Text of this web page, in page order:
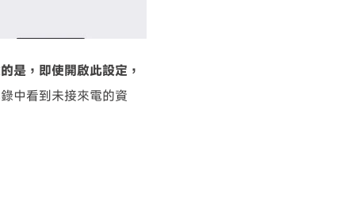
是，即使開啟此設定，
中看到未接來電的資